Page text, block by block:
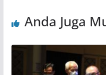
Anda Juga